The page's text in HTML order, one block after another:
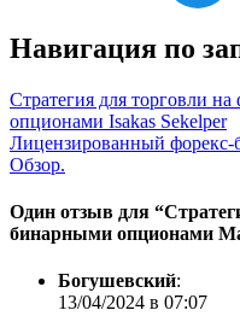
Навигация по
Стратегия для торговли
опционами Isakas Sekelper
Лицензированный
Обзор.
Один отзыв для “
бинарными опционами
Богушевский:
13/04/2024 в 07:07